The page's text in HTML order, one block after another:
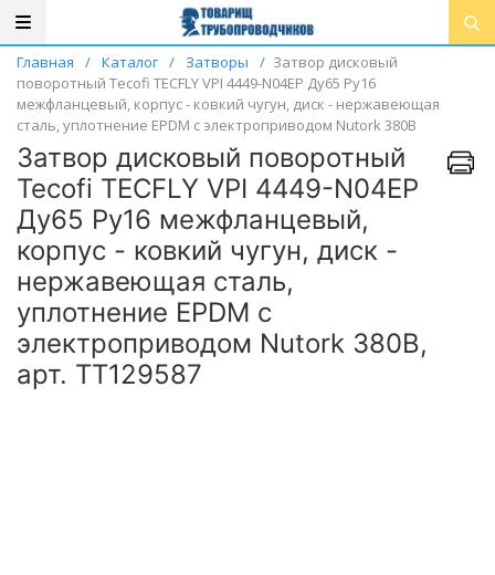
Главная / Каталог / Затворы / Затвор дисковый
поворотный Tecofi TECFLY VPI 4449-N04EP Ду65 Ру16
межфланцевый, корпус - ковкий чугун, диск - нержавеющая
сталь, уплотнение EPDM с электроприводом Nutork 380В
Затвор дисковый поворотный
Tecofi TECFLY VPI 4449-N04EP
Ду65 Ру16 межфланцевый,
корпус - ковкий чугун, диск -
нержавеющая сталь,
уплотнение EPDM с
электроприводом Nutork 380В,
арт. ТТ129587